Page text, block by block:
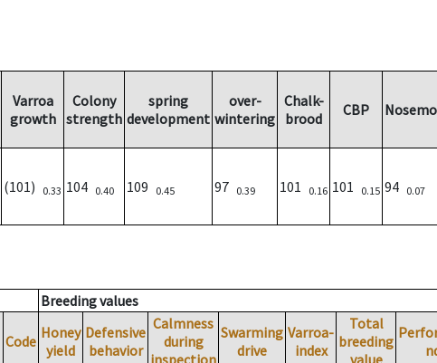
Varroa
growth
Colony
strength
spring
development
over-
wintering
Chalk-
brood
CBP
(101) 0.33 104 0.40 109 0.45 97 0.39 101 0.16 101 0.15 94 0.07
Breeding values
Code Honey
yield
Defensive
behavior
Calmness
during
Swarming
drive
Varroa-
index
Total
breeding